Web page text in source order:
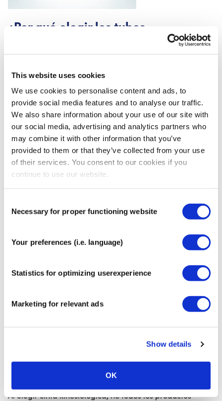
This website uses cookies
We use cookies to personalise content and ads, to
provide social media features and to analyse our traffic.
We also share information about your use of our site with
our social media, advertising and analytics partners who
may combine it with other information that you’ve
provided to them or that they’ve collected from your use
of their services. You consent to our cookies if you
continue to use our website.
Selection
Necessary for proper functioning website
Your preferences (i.e. language)
Statistics for optimizing userexperience
Marketing for relevant ads
Show details
OK
¿Por qué elegir los tubos
frecuente o como suministro profesional
terapeutas deportivos
✓ Resistente al agua y duradero, se mantiene aunque
sudes, te duches o nades ligeramente
✓ Seguro para la piel y sin látex, adecuado incluso para
pieles sensibles
✓ Diseños que permiten la elección personal sin
comprometer la calidad
✓ Fabricado bajo un control constante de alta calidad
en una fábrica médica con certificación ISO
✓ Cumple plenamente la normativa europea sobre
productos sanitarios (MDR 2017/745)
Para qué se utiliza:
deporte y la vida diaria
✓ Aliviar el dolor y mejorar la amplitud de movimiento
preventivo de las zonas vulnerables
favorecer la recuperación
✓ Corregir la postura o proporcionar estabilidad en la
Calidad y seguridad
Al elegir cinta kinesiológica, no todos los productos